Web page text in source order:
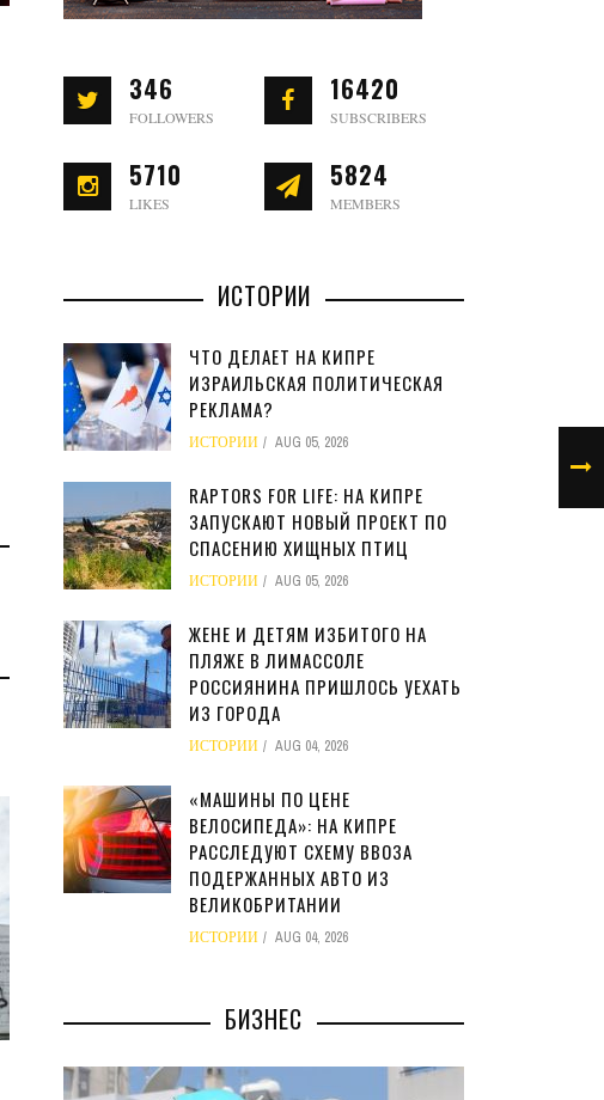
346
FOLLOWERS
16420
SUBSCRIBERS
5710
LIKES
5824
MEMBERS
ИСТОРИИ
ЧТО ДЕЛАЕТ НА КИПРЕ
ИЗРАИЛЬСКАЯ ПОЛИТИЧЕСКАЯ
РЕКЛАМА?
ИСТОРИИ AUG 05, 2026
RAPTORS FOR LIFE: НА КИПРЕ
ЗАПУСКАЮТ НОВЫЙ ПРОЕКТ ПО
СПАСЕНИЮ ХИЩНЫХ ПТИЦ
ИСТОРИИ AUG 05, 2026
ЖЕНЕ И ДЕТЯМ ИЗБИТОГО НА
ПЛЯЖЕ В ЛИМАССОЛЕ
РОССИЯНИНА ПРИШЛОСЬ УЕХАТЬ
ИЗ ГОРОДА
ИСТОРИИ AUG 04, 2026
«МАШИНЫ ПО ЦЕНЕ
ВЕЛОСИПЕДА»: НА КИПРЕ
РАССЛЕДУЮТ СХЕМУ ВВОЗА
ПОДЕРЖАННЫХ АВТО ИЗ
ВЕЛИКОБРИТАНИИ
ИСТОРИИ AUG 04, 2026
БИЗНЕС